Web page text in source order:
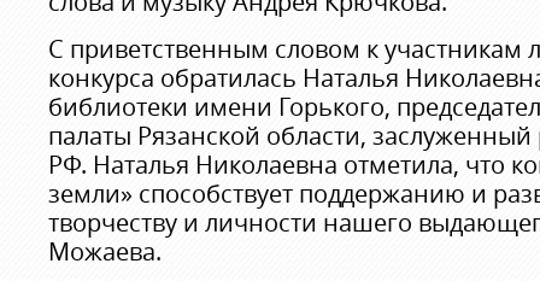
С приветственным словом к участникам
конкурса обратилась Наталья
библиотеки имени Горького,
палаты Рязанской области, заслуженный
РФ. Наталья Николаевна отметила, что
земли» способствует поддержанию и
творчеству и личности нашего
Можаева.